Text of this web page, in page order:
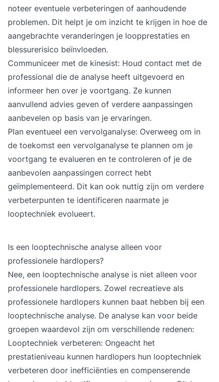
noteer eventuele verbeteringen of aanhoudende
problemen. Dit helpt je om inzicht te krijgen in hoe de
aangebrachte veranderingen je loopprestaties en
blessurerisico beïnvloeden.
Communiceer met de kinesist: Houd contact met de
professional die de analyse heeft uitgevoerd en
informeer hen over je voortgang. Ze kunnen
aanvullend advies geven of verdere aanpassingen
aanbevelen op basis van je ervaringen.
Plan eventueel een vervolganalyse: Overweeg om in
de toekomst een vervolganalyse te plannen om je
voortgang te evalueren en te controleren of je de
aanbevolen aanpassingen correct hebt
geïmplementeerd. Dit kan ook nuttig zijn om verdere
verbeterpunten te identificeren naarmate je
looptechniek evolueert.
Is een looptechnische analyse alleen voor
professionele hardlopers?
Nee, een looptechnische analyse is niet alleen voor
professionele hardlopers. Zowel recreatieve als
professionele hardlopers kunnen baat hebben bij een
looptechnische analyse. De analyse kan voor beide
groepen waardevol zijn om verschillende redenen:
Looptechniek verbeteren: Ongeacht het
prestatieniveau kunnen hardlopers hun looptechniek
verbeteren door inefficiënties en compenserende